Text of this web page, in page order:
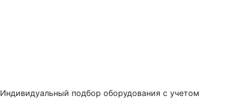
Индивидуальный подбор оборудования с учетом